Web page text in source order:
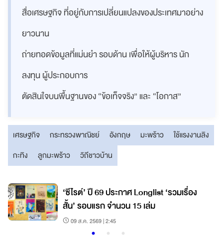
สื่อเศรษฐกิจ ที่อยู่กับการเปลี่ยนแปลงของประเทศมาอย่าง
ยาวนาน
ถ่ายทอดข้อมูลที่แม่นยำ รอบด้าน เพื่อให้ผู้บริหาร นัก
ลงทุน ผู้ประกอบการ
ตัดสินใจบนพื้นฐานของ “ข้อเท็จจริง” และ “โอกาส”
เศรษฐกิจ กระทรวงพาณิชย์ อังกฤษ มะพร้าว
ใช้แรงงานลิง
กะทิง
ลูกมะพร้าว วิถีชาวบ้าน
‘ซีไรต์’ ปี 69 ประกาศ Longlist ‘รวมเรื่อง
สั้น’ รอบแรก จำนวน 15 เล่ม
09 ส.ค. 2569 | 2:45